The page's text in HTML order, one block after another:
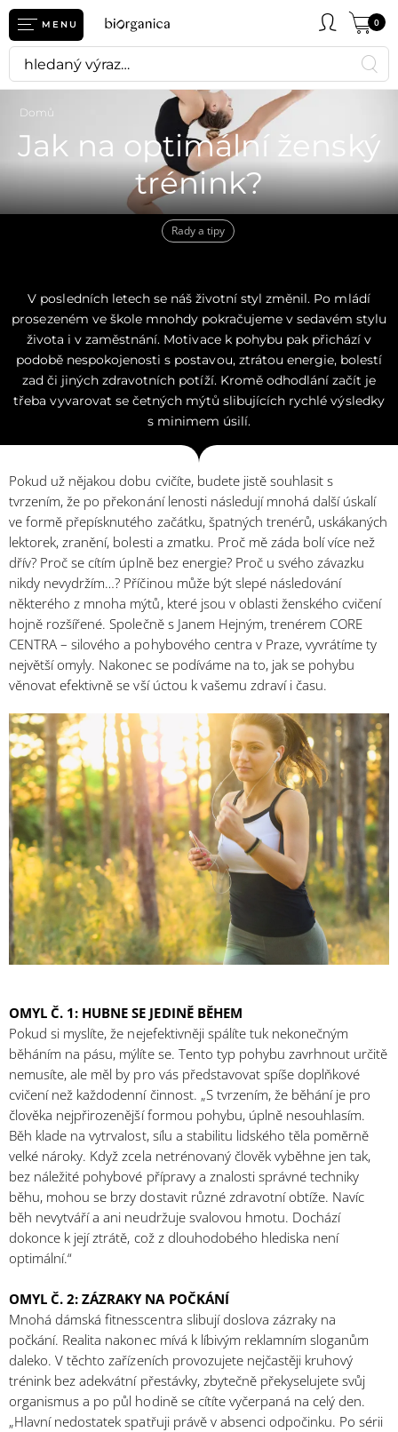
MENU 0
Domů
Jak na optimální ženský
trénink?
Rady a tipy
V posledních letech se náš životní styl změnil. Po mládí
prosezeném ve škole mnohdy pokračujeme v sedavém stylu
života i v zaměstnání. Motivace k pohybu pak přichází v
podobě nespokojenosti s postavou, ztrátou energie, bolestí
zad či jiných zdravotních potíží. Kromě odhodlání začít je
třeba vyvarovat se četných mýtů slibujících rychlé výsledky
s minimem úsilí.
Pokud už nějakou dobu cvičíte, budete jistě souhlasit s
tvrzením, že po překonání lenosti následují mnohá další úskalí
ve formě přepísknutého začátku, špatných trenérů, uskákaných
lektorek, zranění, bolesti a zmatku. Proč mě záda bolí více než
dřív? Proč se cítím úplně bez energie? Proč u svého závazku
nikdy nevydržím…? Příčinou může být slepé následování
některého z mnoha mýtů, které jsou v oblasti ženského cvičení
hojně rozšířené. Společně s Janem Hejným, trenérem CORE
CENTRA – silového a pohybového centra v Praze, vyvrátíme ty
největší omyly. Nakonec se podíváme na to, jak se pohybu
věnovat efektivně se vší úctou k vašemu zdraví i času.
OMYL Č. 1: HUBNE SE JEDINĚ BĚHEM
Pokud si myslíte, že nejefektivněji spálíte tuk nekonečným
běháním na pásu, mýlíte se. Tento typ pohybu zavrhnout určitě
nemusíte, ale měl by pro vás představovat spíše doplňkové
cvičení než každodenní činnost. „S tvrzením, že běhání je pro
člověka nejpřirozenější formou pohybu, úplně nesouhlasím.
Běh klade na vytrvalost, sílu a stabilitu lidského těla poměrně
velké nároky. Když zcela netrénovaný člověk vyběhne jen tak,
bez náležité pohybové přípravy a znalosti správné techniky
běhu, mohou se brzy dostavit různé zdravotní obtíže. Navíc
běh nevytváří a ani neudržuje svalovou hmotu. Dochází
dokonce k její ztrátě, což z dlouhodobého hlediska není
optimální.“
OMYL Č. 2: ZÁZRAKY NA POČKÁNÍ
Mnohá dámská fitnesscentra slibují doslova zázraky na
počkání. Realita nakonec mívá k líbivým reklamním sloganům
daleko. V těchto zařízeních provozujete nejčastěji kruhový
trénink bez adekvátní přestávky, zbytečně překyselujete svůj
organismus a po půl hodině se cítíte vyčerpaná na celý den.
„Hlavní nedostatek spatřuji právě v absenci odpočinku. Po sérii